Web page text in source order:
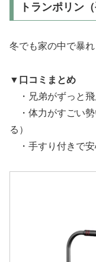
トランポリン
冬でも家の中で暴
▼口コミまとめ
・兄弟がずっと飛
・体力がすごい勢
る）
・手すり付きで安